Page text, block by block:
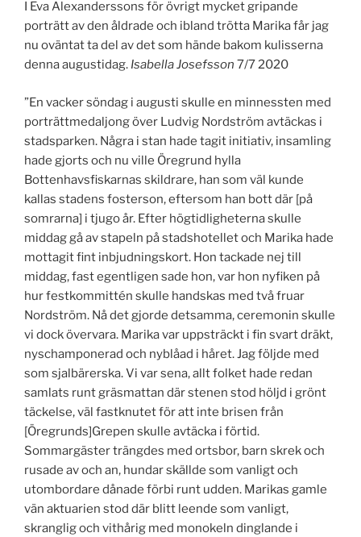
I Eva Alexanderssons för övrigt mycket gripande
porträtt av den åldrade och ibland trötta Marika får jag
nu oväntat ta del av det som hände bakom kulisserna
denna augustidag. Isabella Josefsson 7/7 2020
”En vacker söndag i augusti skulle en minnessten med
porträttmedaljong över Ludvig Nordström avtäckas i
stadsparken. Några i stan hade tagit initiativ, insamling
hade gjorts och nu ville Öregrund hylla
Bottenhavsfiskarnas skildrare, han som väl kunde
kallas stadens fosterson, eftersom han bott där [på
somrarna] i tjugo år. Efter högtidligheterna skulle
middag gå av stapeln på stadshotellet och Marika hade
mottagit fint inbjudningskort. Hon tackade nej till
middag, fast egentligen sade hon, var hon nyfiken på
hur festkommittén skulle handskas med två fruar
Nordström. Nå det gjorde detsamma, ceremonin skulle
vi dock övervara. Marika var uppsträckt i fin svart dräkt,
nyschamponerad och nyblåad i håret. Jag följde med
som sjalbärerska. Vi var sena, allt folket hade redan
samlats runt gräsmattan där stenen stod höljd i grönt
täckelse, väl fastknutet för att inte brisen från
[Öregrunds]Grepen skulle avtäcka i förtid.
Sommargäster trängdes med ortsbor, barn skrek och
rusade av och an, hundar skällde som vanligt och
utombordare dånade förbi runt udden. Marikas gamle
vän aktuarien stod där blitt leende som vanligt,
skranglig och vithårig med monokeln dinglande i